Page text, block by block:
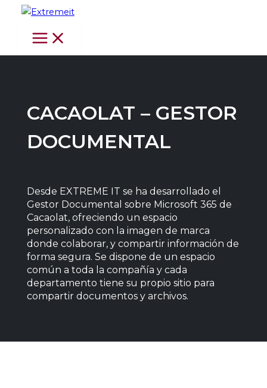
contenido
CACAOLAT – GESTOR
DOCUMENTAL
Desde EXTREME IT se ha desarrollado el
Gestor Documental sobre Microsoft 365 de
Cacaolat, ofreciendo un espacio
personalizado con la imagen de marca
donde colaborar, y compartir información de
forma segura. Se dispone de un espacio
común a toda la compañía y cada
departamento tiene su propio sitio para
compartir documentos y archivos.